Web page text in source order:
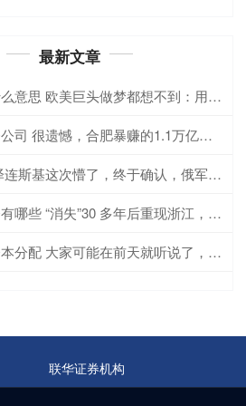
最新文章
股票加杠杆什么意思 欧美巨头做梦都想不到：用来拿捏俄罗斯的撤离，反被中国车企接管
炒股股票配资公司 很遗憾，合肥暴赚的1.1万亿还套不了现
炒股带杠杆 泽连斯基这次懵了，终于确认，俄军导弹打击了美国无人机工厂！俄军导弹重
正规股票配资有哪些 “消失”30 多年后重现浙江，2022年，护林员在集水桶中发现
股票高杠杆资本分配 大家可能在前天就听说了，路透社的消息人士称，乌克兰和美国官员曾讨论空
联华证券机构